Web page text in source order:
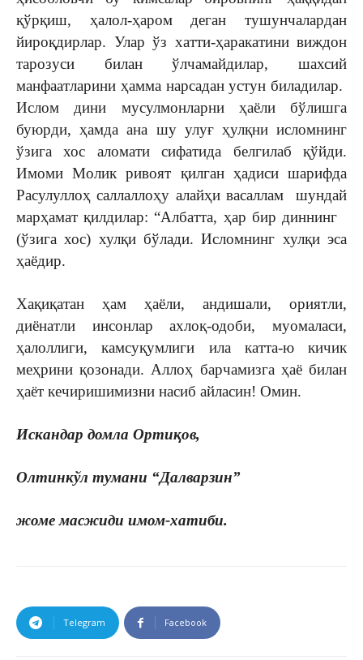
қўрқиш, ҳалол-ҳаром деган тушунчалардан
йироқдирлар. Улар ўз хатти-ҳаракатини виждон
тарозуси билан ўлчамайдилар, шахсий
манфаатларини ҳамма нарсадан устун биладилар.
Ислом дини мусулмонларни ҳаёли бўлишга
буюрди, ҳамда ана шу улуғ ҳулқни исломнинг
ўзига хос аломати сифатида белгилаб қўйди.
Имоми Молик ривоят қилган ҳадиси шарифда
Расулуллоҳ саллаллоҳу алайҳи васаллам шундай
марҳамат қилдилар: “Албатта, ҳар бир диннинг
(ўзига хос) хулқи бўлади. Исломнинг хулқи эса
ҳаёдир.
Хақиқатан ҳам ҳаёли, андишали, ориятли,
диёнатли инсонлар ахлоқ-одоби, муомаласи,
ҳалоллиги, камсуқумлиги ила катта-ю кичик
меҳрини қозонади. Аллоҳ барчамизга ҳаё билан
ҳаёт кечиришимизни насиб айласин! Омин.
Искандар домла Ортиқов,
Олтинкўл тумани “Далварзин”
жоме масжиди имом-хатиби.
Telegram Facebook